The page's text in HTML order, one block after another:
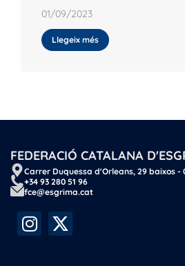
01/09/2023
Llegeix més
FEDERACIÓ CATALANA
Carrer Duquessa d'Orleans, 29 baixos -
+34 93 280 51 96
fce@esgrima.cat